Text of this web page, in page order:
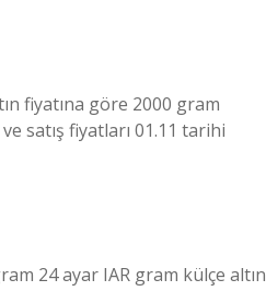
fiyatına göre 2000 gram
ve satış fiyatları 01.11 tarihi
24 ayar IAR gram külçe altın